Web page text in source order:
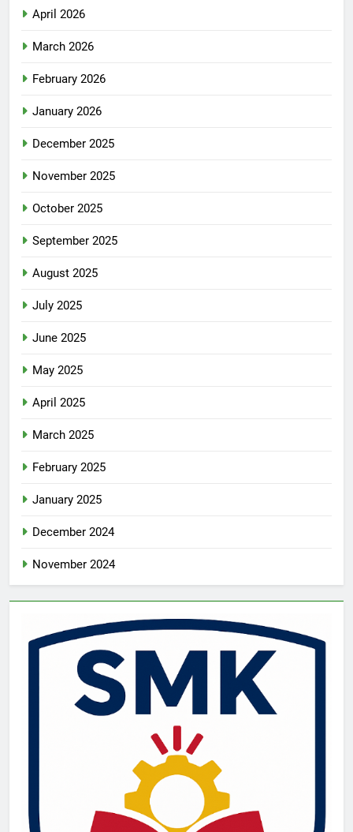
April 2026
March 2026
February 2026
January 2026
December 2025
November 2025
October 2025
September 2025
August 2025
July 2025
June 2025
May 2025
April 2025
March 2025
February 2025
January 2025
December 2024
November 2024